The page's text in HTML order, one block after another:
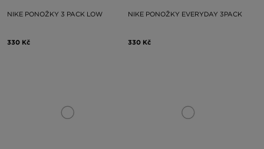
NIKE PONOŽKY 3 PACK LOW
330 Kč
NIKE PONOŽKY EVERYDAY 3PACK
330 Kč